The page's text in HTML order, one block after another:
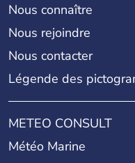
Nous connaître
Nous rejoindre
Nous contacter
Légende des
METEO CONSULT
Météo Marine